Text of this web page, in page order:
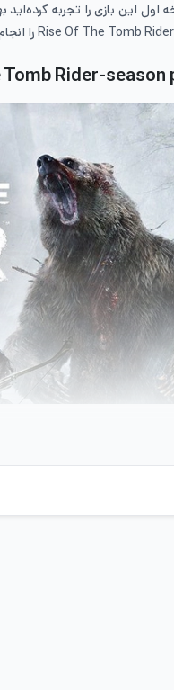
اول این بازی را تجربه
با نام لارا کرفت است.